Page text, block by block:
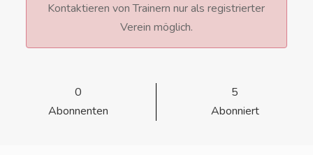
Kontaktieren von Trainern nur als registrierter
Verein möglich.
0
Abonnenten
5
Abonniert